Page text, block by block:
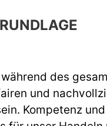
des
und
Kompetenz